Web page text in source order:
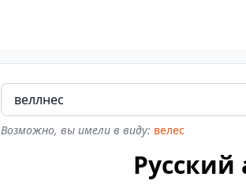
Возможно, вы имели в виду: велес
Русский